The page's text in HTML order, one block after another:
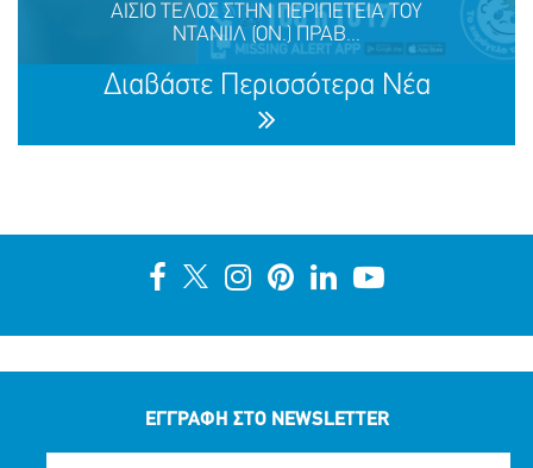
ΜΟΙΡΑΣΟΥ
ΔΡΑΣΕ
ΤΩΡΑ
ΑΙΣΙΟ ΤΕΛΟΣ ΣΤΗΝ ΠΕΡΙΠΕΤΕΙΑ ΤΟΥ
ΝΤΑΝΙΙΛ (ΟΝ.) ΠΡΑΒ...
ΑΙΣΙΟ ΤΕΛΟΣ ΣΤΗΝ ΠΕΡΙΠΕΤΕΙΑ ΤΟΥ ΝΤΑΝΙΙΛ (ΟΝ.)
Διαβάστε Περισσότερα Νέα
ΕΓΓΡΑΦΗ ΣΤΟ NEWSLETTER